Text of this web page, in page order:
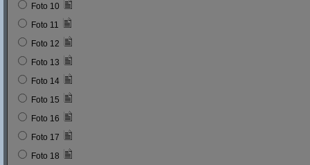
Foto 10
Foto 11
Foto 12
Foto 13
Foto 14
Foto 15
Foto 16
Foto 17
Foto 18